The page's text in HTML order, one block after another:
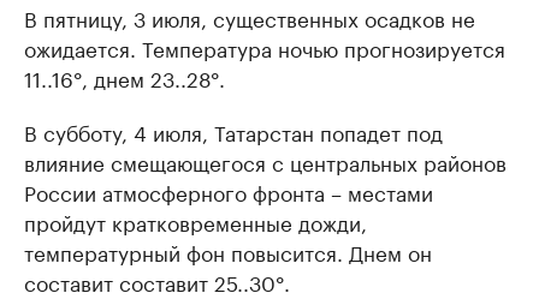
В пятницу, 3 июля, существенных осадков не
ожидается. Температура ночью прогнозируется
11..16°, днем 23..28°.
В субботу, 4 июля, Татарстан попадет под
влияние смещающегося с центральных районов
России атмосферного фронта – местами
пройдут кратковременные дожди,
температурный фон повысится. Днем он
составит составит 25..30°.